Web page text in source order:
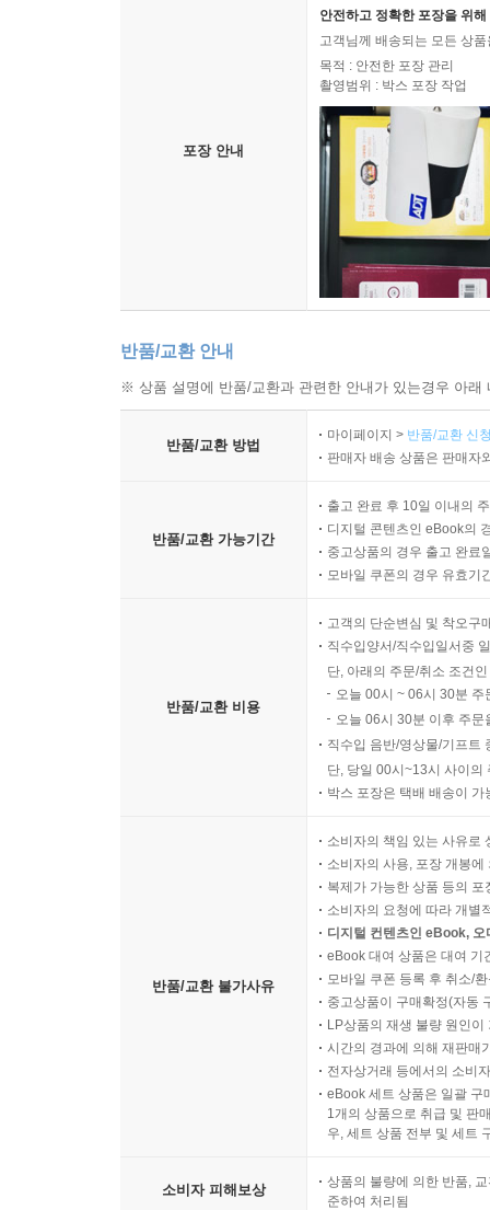
포장 안내
안전하고 정확한 포장을 위
고객님께 배송되는 모든 상
목적 : 안전한 포장 관리
촬영범위 : 박스 포장 작업
반품/교환 안내
※ 상품 설명에 반품/교환과 관련한 안내가 있는경우 아
반품/교환 방법
마이페이지 > 반품/교환 신
판매자 배송 상품은 판매자
반품/교환 가능기간
출고 완료 후 10일 이내의
디지털 콘텐츠인 eBook의
중고상품의 경우 출고 완료
모바일 쿠폰의 경우 유효기
반품/교환 비용
고객의 단순변심 및 착오구
직수입양서/직수입일서중
단, 아래의 주문/취소 조건
오늘 00시 ~ 06시 30분
오늘 06시 30분 이후 주
직수입 음반/영상물/기프트
단, 당일 00시~13시 사이의
박스 포장은 택배 배송이
반품/교환 불가사유
소비자의 책임 있는 사유로
소비자의 사용, 포장 개봉
복제가 가능한 상품 등의
소비자의 요청에 따라 개별
디지털 컨텐츠인 eBook,
eBook 대여 상품은 대여 기
모바일 쿠폰 등록 후 취소/
중고상품이 구매확정(자동
LP상품의 재생 불량 원인
시간의 경과에 의해 재판매
전자상거래 등에서의 소비
eBook 세트 상품은 일괄 구
1개의 상품으로 취급 및 판
우, 세트 상품 전부 및 세트
소비자 피해보상
상품의 불량에 의한 반품,
준하여 처리됨